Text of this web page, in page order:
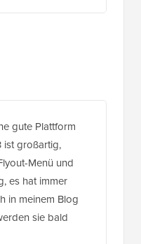
gute Plattform
ist großartig,
Menü und
es hat immer
in meinem Blog
sie bald